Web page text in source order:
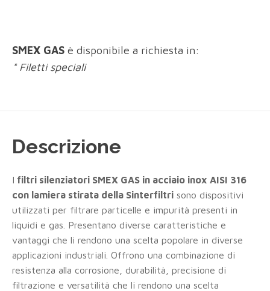
SMEX GAS è disponibile a richiesta in:
* Filetti speciali
Descrizione
I filtri silenziatori SMEX GAS in acciaio inox AISI 316
con lamiera stirata della Sinterfiltri sono dispositivi
utilizzati per filtrare particelle e impurità presenti in
liquidi e gas. Presentano diverse caratteristiche e
vantaggi che li rendono una scelta popolare in diverse
applicazioni industriali. Offrono una combinazione di
resistenza alla corrosione, durabilità, precisione di
filtrazione e versatilità che li rendono una scelta